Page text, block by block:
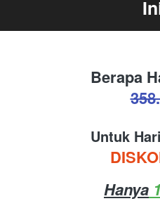
Berapa
Untuk
Hanya